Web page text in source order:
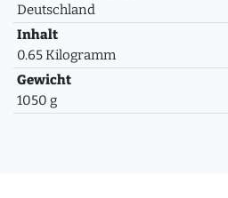
Deutschland
Inhalt
0.65 Kilogramm
Gewicht
1050 g